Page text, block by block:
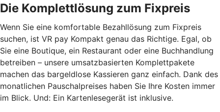
Die Komplettlösung zum Fixpreis
Wenn Sie eine komfortable Bezahllösung zum Fixpreis
suchen, ist VR pay Kompakt genau das Richtige. Egal, ob
Sie eine Boutique, ein Restaurant oder eine Buchhandlung
betreiben – unsere umsatzbasierten Komplettpakete
machen das bargeldlose Kassieren ganz einfach. Dank des
monatlichen Pauschalpreises haben Sie Ihre Kosten immer
im Blick. Und: Ein Kartenlesegerät ist inklusive.